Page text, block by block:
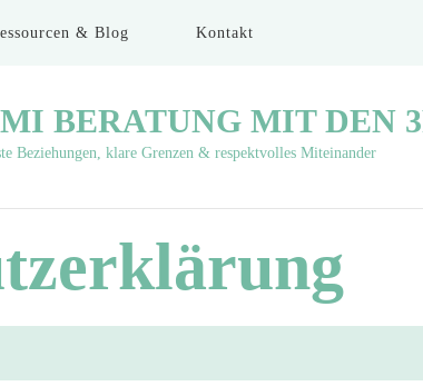
& Blog Kontakt
BERATUNG MIT DEN
Beziehungen, klare Grenzen & respektvolles Miteinander